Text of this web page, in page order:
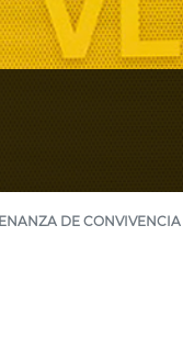
DE CONVIVENCIA